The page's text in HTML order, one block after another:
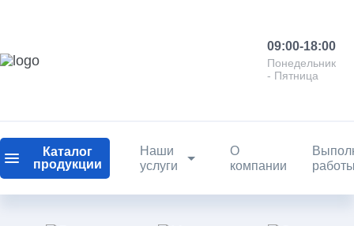
09:00-18:00
Понедельник
- Пятница
Каталог
продукции
Наши
услуги
О
компании